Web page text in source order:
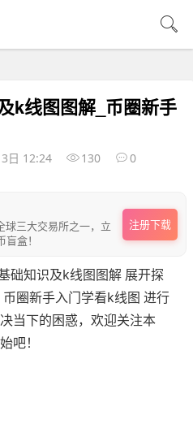
k线图图解_币圈新手
日 12:24 130 0
球三大交易所之一，立
盒！
注册下载
础知识及k线图图解 展开探
圈新手入门学看k线图 进行
当下的困惑，欢迎关注本
吧！